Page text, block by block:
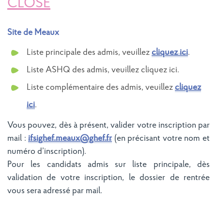
CLOSE
Site de Meaux
Liste principale des admis, veuillez cliquez ici.
Liste ASHQ des admis, veuillez cliquez ici.
Liste complémentaire des admis, veuillez cliquez
ici.
Vous pouvez, dès à présent, valider votre inscription par
mail :ifsighef.meaux@ghef.fr (en précisant votre nom et
numéro d’inscription).
Pour les candidats admis sur liste principale, dès
validation de votre inscription, le dossier de rentrée
vous sera adressé par mail.